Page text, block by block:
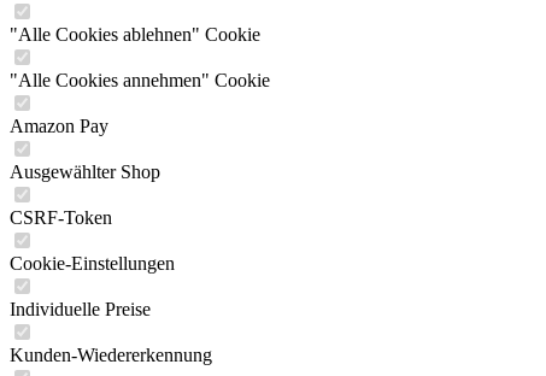
"Alle Cookies ablehnen" Cookie
"Alle Cookies annehmen" Cookie
Amazon Pay
Ausgewählter Shop
CSRF-Token
Cookie-Einstellungen
Individuelle Preise
Kunden-Wiedererkennung